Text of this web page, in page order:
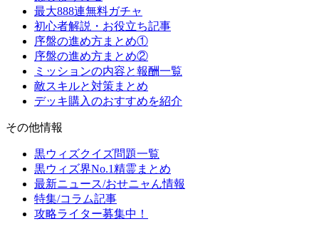
最大888連無料ガチャ
初心者解説・お役立ち記事
序盤の進め方まとめ①
序盤の進め方まとめ②
ミッションの内容と報酬一覧
敵スキルと対策まとめ
デッキ購入のおすすめを紹介
その他情報
黒ウィズクイズ問題一覧
黒ウィズ界No.1精霊まとめ
最新ニュース/おせニャん情報
特集/コラム記事
攻略ライター募集中！